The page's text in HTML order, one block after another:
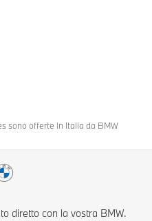
sono offerte in Italia da BMW
diretto con la vostra BMW.